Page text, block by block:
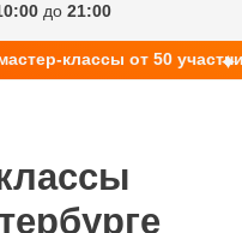
до 21:00
классы от 50